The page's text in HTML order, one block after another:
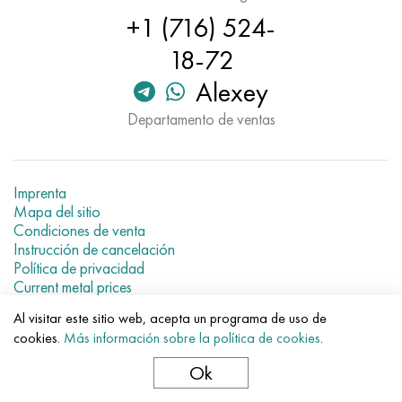
+1 (716) 524-
18-72
Alexey
Departamento de ventas
Imprenta
Mapa del sitio
Condiciones de venta
Instrucción de cancelación
Política de privacidad
Current metal prices
© 2007–2026 «Evek GmbH»
El uso de los materiales de la web sin enlaces directos para el
Al visitar este sitio web, acepta un programa de uso de
cookies. Más información sobre la política de cookies.
Ok